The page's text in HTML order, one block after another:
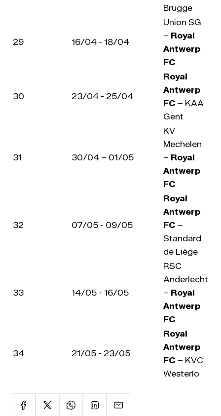
Brugge
29 16/04 - 18/04
Union SG
– Royal
Antwerp
FC
30 23/04 - 25/04
Royal
Antwerp
FC – KAA
Gent
31 30/04 – 01/05
KV
Mechelen
– Royal
Antwerp
FC
32 07/05 - 09/05
Royal
Antwerp
FC –
Standard
de Liège
33 14/05 - 16/05
RSC
Anderlecht
– Royal
Antwerp
FC
34 21/05 - 23/05
Royal
Antwerp
FC – KVC
Westerlo